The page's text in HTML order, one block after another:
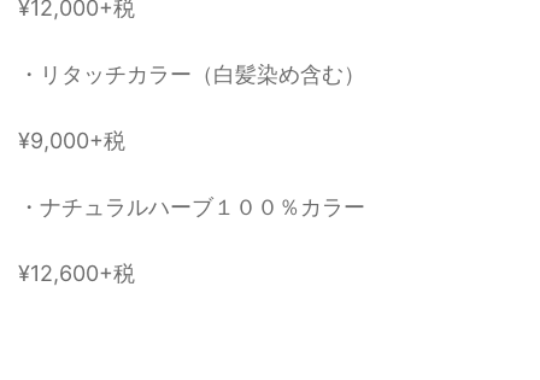
¥12,000+税
・リタッチカラー（白髪染め含む）
¥9,000+税
・ナチュラルハーブ１００％カラー
¥12,600+税